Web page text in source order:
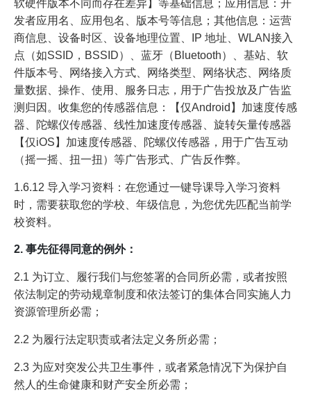
软硬件版本不同而存在差异】等基础信息；应用信息：开
发者应用名、应用包名、版本号等信息；其他信息：运营
商信息、设备时区、设备地理位置、IP 地址、WLAN接入
点（如SSID，BSSID）、蓝牙（Bluetooth）、基站、软
件版本号、网络接入方式、网络类型、网络状态、网络质
量数据、操作、使用、服务日志，用于广告投放及广告监
测归因。收集您的传感器信息：【仅Android】加速度传感
器、陀螺仪传感器、线性加速度传感器、旋转矢量传感器
【仅iOS】加速度传感器、陀螺仪传感器，用于广告互动
（摇一摇、扭一扭）等广告形式、广告反作弊。
1.6.12 导入学习资料：在您通过一键导课导入学习资料
时，需要获取您的学校、年级信息，为您优先匹配当前学
校资料。
2. 事先征得同意的例外：
2.1 为订立、履行我们与您签署的合同所必需，或者按照
依法制定的劳动规章制度和依法签订的集体合同实施人力
资源管理所必需；
2.2 为履行法定职责或者法定义务所必需；
2.3 为应对突发公共卫生事件，或者紧急情况下为保护自
然人的生命健康和财产安全所必需；